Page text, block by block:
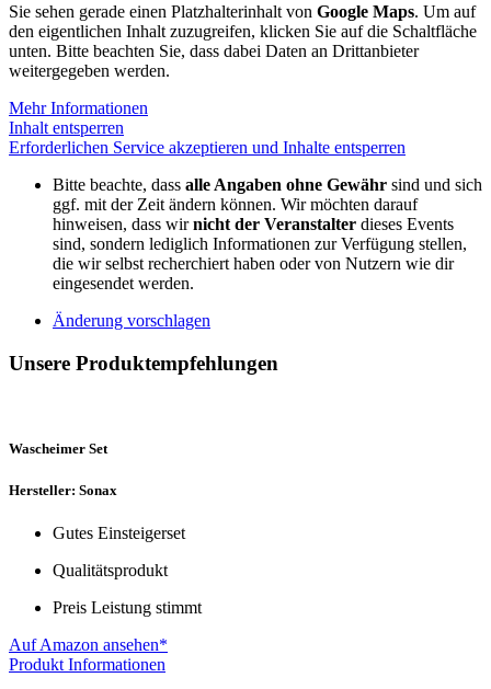
Sie sehen gerade einen Platzhalterinhalt von Google Maps. Um auf
den eigentlichen Inhalt zuzugreifen, klicken Sie auf die Schaltfläche
unten. Bitte beachten Sie, dass dabei Daten an Drittanbieter
weitergegeben werden.
Mehr Informationen
Inhalt entsperren
Erforderlichen Service akzeptieren und Inhalte entsperren
Bitte beachte, dass alle Angaben ohne Gewähr sind und sich
ggf. mit der Zeit ändern können. Wir möchten darauf
hinweisen, dass wirnicht der Veranstalter dieses Events
sind, sondern lediglich Informationen zur Verfügung stellen,
die wir selbst recherchiert haben oder von Nutzern wie dir
eingesendet werden.
Änderung vorschlagen
Unsere Produktempfehlungen
Wascheimer Set
Hersteller: Sonax
Gutes Einsteigerset
Qualitätsprodukt
Preis Leistung stimmt
Auf Amazon ansehen*
Produkt Informationen